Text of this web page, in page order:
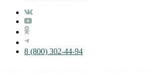
8 (800) 302-44-94